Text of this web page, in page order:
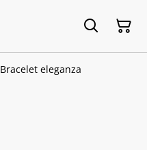
Bracelet eleganza